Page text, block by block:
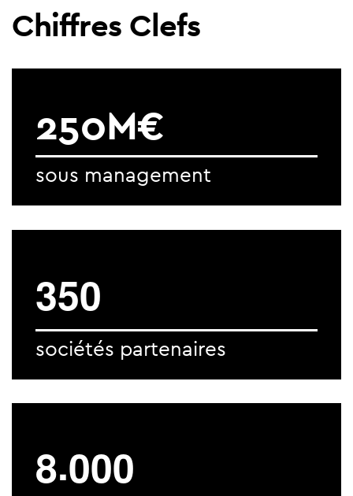
Chiffres Clefs
250M€
sous management
350
sociétés partenaires
8.000